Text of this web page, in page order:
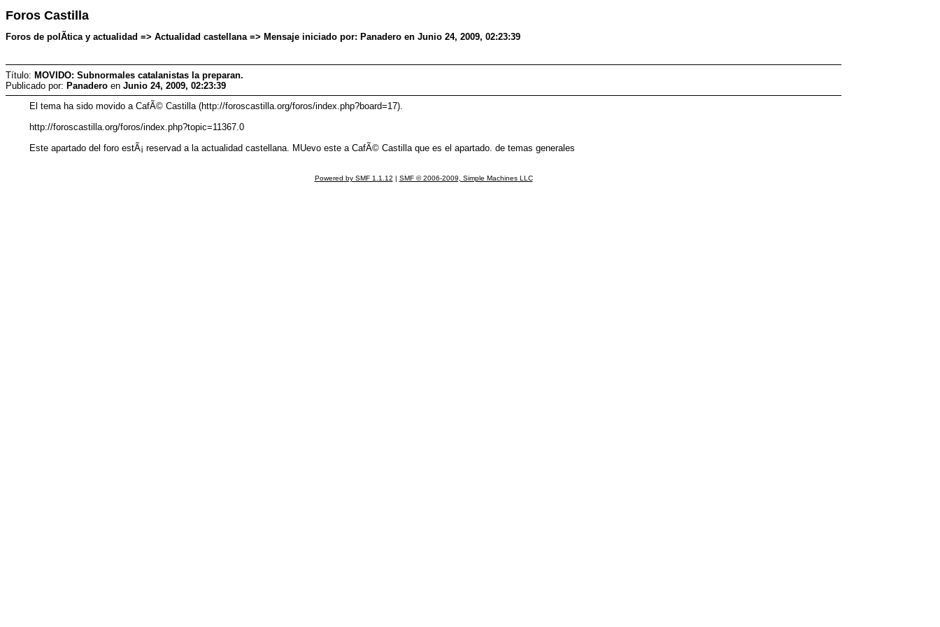
Foros Castilla
Foros de polÃ­tica y actualidad => Actualidad castellana => Mensaje iniciado por: Panadero en Junio 24, 2009, 02:23:39
Título: MOVIDO: Subnormales catalanistas la preparan.
Publicado por: Panadero en Junio 24, 2009, 02:23:39
El tema ha sido movido a CafÃ© Castilla (http://foroscastilla.org/foros/index.php?board=17).
http://foroscastilla.org/foros/index.php?topic=11367.0
Este apartado del foro estÃ¡ reservad a la actualidad castellana. MUevo este a CafÃ© Castilla que es el apartado. de temas generales
Powered by SMF 1.1.12 | SMF © 2006-2009, Simple Machines LLC